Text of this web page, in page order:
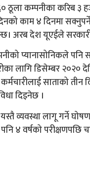
कम्पनीका करिब ३
काम ४ दिनमा
अरब देश यूएईले
प्यानासोनिकले पनि
लागि डिसेम्बर २०२०
साताको
दिइनेछ ।
व्यवस्था लागू गर्ने
४ वर्षको परीक्षणपछि